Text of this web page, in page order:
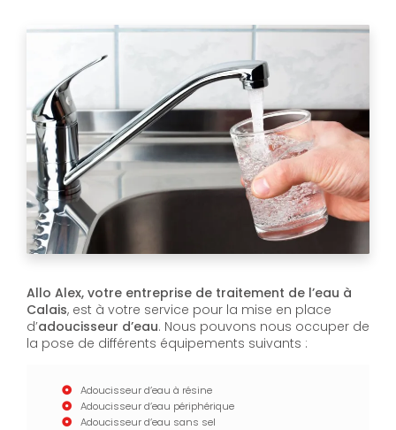
Allo Alex, votre entreprise de traitement de l’eau à
Calais, est à votre service pour la mise en place
d’adoucisseur d’eau. Nous pouvons nous occuper de
la pose de différents équipements suivants :
Adoucisseur d’eau à résine
Adoucisseur d’eau périphérique
Adoucisseur d’eau sans sel